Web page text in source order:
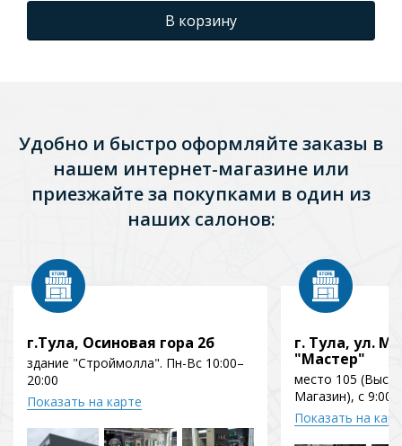
В корзину
Удобно и быстро оформляйте заказы в
нашем интернет-магазине или
приезжайте за покупками в один из
наших салонов:
г.Тула, Осиновая гора 2б
здание "Строймолла". Пн-Вс 10:00–
20:00
Показать на карте
г. Тула, ул.
"Мастер"
место 105
Магазин), с 9:00
Показать на